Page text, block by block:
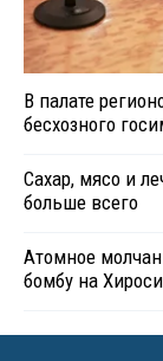
В палате
бесхозного
Сахар, мясо и
больше всего
Атомное
бомбу на